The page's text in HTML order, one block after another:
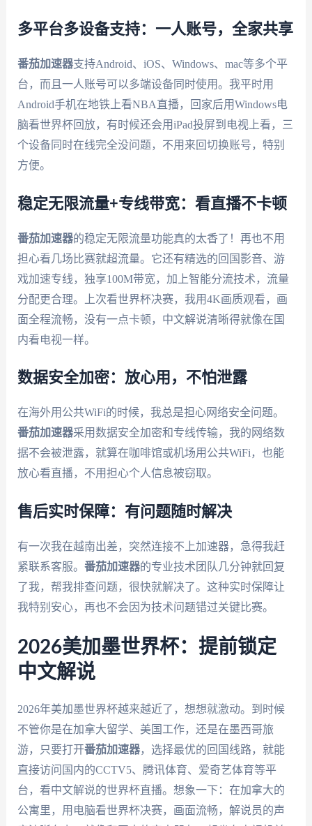
多平台多设备支持：一人账号，全家共享
番茄加速器支持Android、iOS、Windows、mac等多个平
台，而且一人账号可以多端设备同时使用。我平时用
Android手机在地铁上看NBA直播，回家后用Windows电
脑看世界杯回放，有时候还会用iPad投屏到电视上看，三
个设备同时在线完全没问题，不用来回切换账号，特别
方便。
稳定无限流量+专线带宽：看直播不卡顿
番茄加速器的稳定无限流量功能真的太香了！再也不用
担心看几场比赛就超流量。它还有精选的回国影音、游
戏加速专线，独享100M带宽，加上智能分流技术，流量
分配更合理。上次看世界杯决赛，我用4K画质观看，画
面全程流畅，没有一点卡顿，中文解说清晰得就像在国
内看电视一样。
数据安全加密：放心用，不怕泄露
在海外用公共WiFi的时候，我总是担心网络安全问题。
番茄加速器采用数据安全加密和专线传输，我的网络数
据不会被泄露，就算在咖啡馆或机场用公共WiFi，也能
放心看直播，不用担心个人信息被窃取。
售后实时保障：有问题随时解决
有一次我在越南出差，突然连接不上加速器，急得我赶
紧联系客服。 番茄加速器的专业技术团队几分钟就回复
了我，帮我排查问题，很快就解决了。这种实时保障让
我特别安心，再也不会因为技术问题错过关键比赛。
2026美加墨世界杯：提前锁定
中文解说
2026年美加墨世界杯越来越近了，想想就激动。到时候
不管你是在加拿大留学、美国工作，还是在墨西哥旅
游，只要打开番茄加速器，选择最优的回国线路，就能
直接访问国内的CCTV5、腾讯体育、爱奇艺体育等平
台，看中文解说的世界杯直播。想象一下：在加拿大的
公寓里，用电脑看世界杯决赛，画面流畅，解说员的声